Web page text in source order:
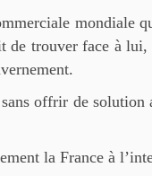
mondiale
de trouver face à
offrir de
la France à